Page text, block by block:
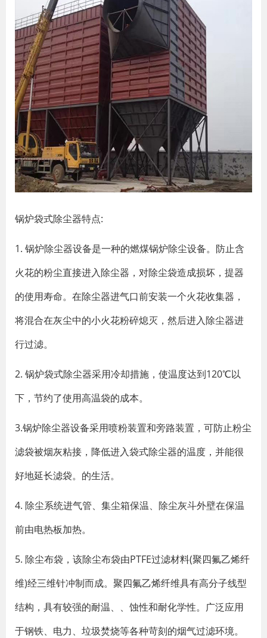
锅炉袋式除尘器特点:
1. 锅炉除尘器设备是一种的燃煤锅炉除尘设备。防止含
火花的粉尘直接进入除尘器，对除尘袋造成损坏，提器
的使用寿命。在除尘器进气口前安装一个火花收集器，
将混合在灰尘中的小火花粉碎熄灭，然后进入除尘器进
行过滤。
2. 锅炉袋式除尘器采用冷却措施，使温度达到120℃以
下，节约了使用高温袋的成本。
3.锅炉除尘器设备采用喷粉装置和旁路装置，可防止粉尘
滤袋被烟灰粘接，降低进入袋式除尘器的温度，并能很
好地延长滤袋。的生活。
4. 除尘系统进气管、集尘箱保温、除尘灰斗外壁在保温
前由电热板加热。
5. 除尘布袋，该除尘布袋由PTFE过滤材料(聚四氟乙烯纤
维)经三维针冲制而成。聚四氟乙烯纤维具有高分子线型
结构，具有较强的耐温、、蚀性和耐化学性。广泛应用
于钢铁、电力、垃圾焚烧等各种苛刻的烟气过滤环境。